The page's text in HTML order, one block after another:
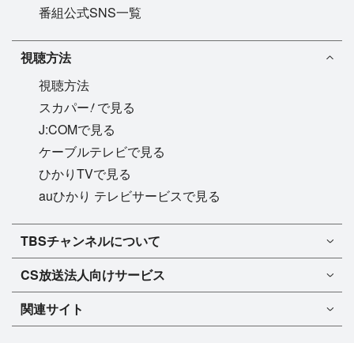
番組公式SNS一覧
視聴方法
視聴方法
スカパー!で見る
J:COMで見る
ケーブルテレビで見る
ひかりTVで見る
auひかり テレビサービスで見る
TBSチャンネル1
TBSチャンネル2
マンスリーガイド［PDF］
TBSチャンネルについて
TBSチャンネルについて
FAQ・よくあるご質問
インフォメーション
CS放送法人向けサービス
法人向けサービスについて
TBSチャンネル1
TBSチャンネル2
ドラマ
バラエティ
関連サイト